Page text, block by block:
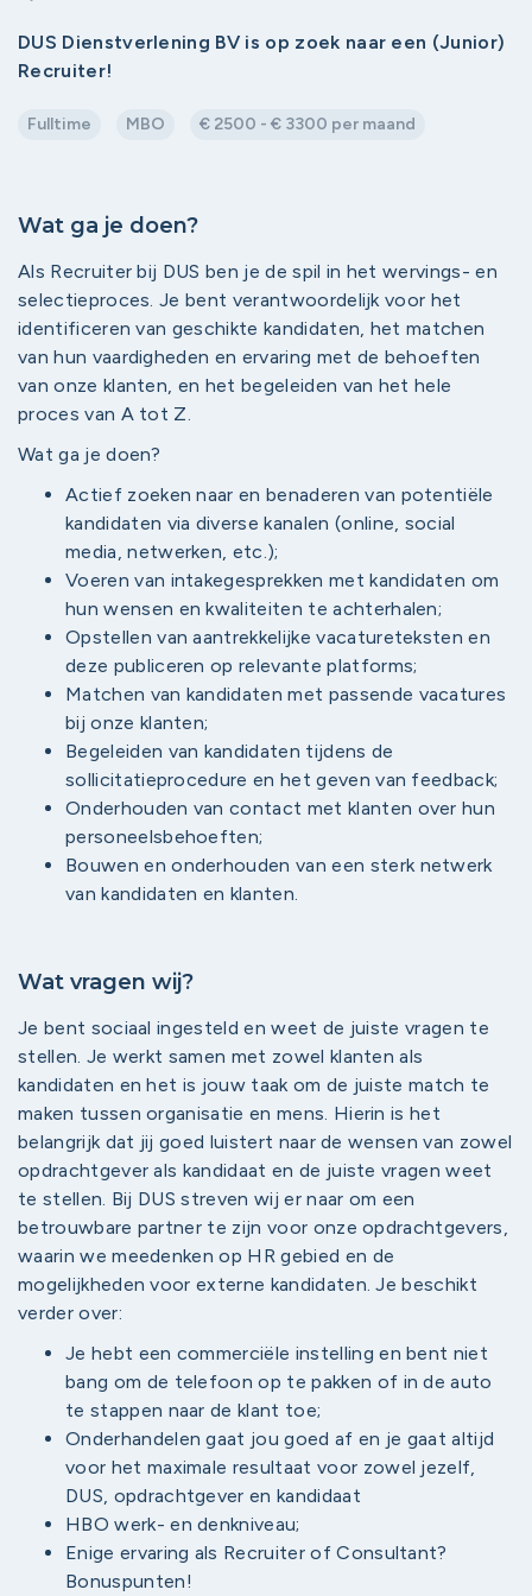
DUS Dienstverlening BV is op zoek naar een (Junior)
Recruiter!
Fulltime MBO € 2500 - € 3300 per maand
Wat ga je doen?
Als Recruiter bij DUS ben je de spil in het wervings- en
selectieproces. Je bent verantwoordelijk voor het
identificeren van geschikte kandidaten, het matchen
van hun vaardigheden en ervaring met de behoeften
van onze klanten, en het begeleiden van het hele
proces van A tot Z.
Wat ga je doen?
Actief zoeken naar en benaderen van potentiële
kandidaten via diverse kanalen (online, social
media, netwerken, etc.);
Voeren van intakegesprekken met kandidaten om
hun wensen en kwaliteiten te achterhalen;
Opstellen van aantrekkelijke vacatureteksten en
deze publiceren op relevante platforms;
Matchen van kandidaten met passende vacatures
bij onze klanten;
Begeleiden van kandidaten tijdens de
sollicitatieprocedure en het geven van feedback;
Onderhouden van contact met klanten over hun
personeelsbehoeften;
Bouwen en onderhouden van een sterk netwerk
van kandidaten en klanten.
Wat vragen wij?
Je bent sociaal ingesteld en weet de juiste vragen te
stellen. Je werkt samen met zowel klanten als
kandidaten en het is jouw taak om de juiste match te
maken tussen organisatie en mens. Hierin is het
belangrijk dat jij goed luistert naar de wensen van zowel
opdrachtgever als kandidaat en de juiste vragen weet
te stellen. Bij DUS streven wij er naar om een
betrouwbare partner te zijn voor onze opdrachtgevers,
waarin we meedenken op HR gebied en de
mogelijkheden voor externe kandidaten. Je beschikt
verder over:
Je hebt een commerciële instelling en bent niet
bang om de telefoon op te pakken of in de auto
te stappen naar de klant toe;
Onderhandelen gaat jou goed af en je gaat altijd
voor het maximale resultaat voor zowel jezelf,
DUS, opdrachtgever en kandidaat
HBO werk- en denkniveau;
Enige ervaring als Recruiter of Consultant?
Bonuspunten!